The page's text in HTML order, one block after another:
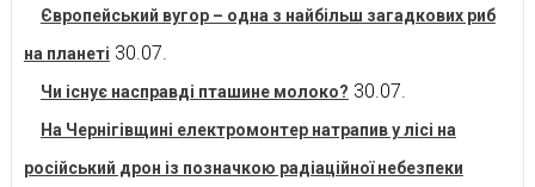
Європейський вугор – одна з найбільш загадкових риб
на планеті 30.07.
Чи існує насправді пташине молоко? 30.07.
На Чернігівщині електромонтер натрапив у лісі на
російський дрон із позначкою радіаційної небезпеки